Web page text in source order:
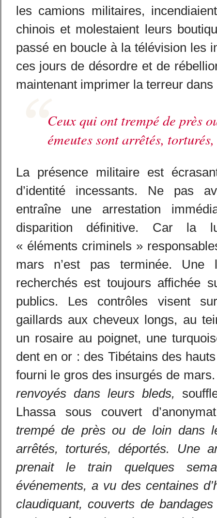
les camions militaires,
chinois et molestaient leurs
passé en boucle à la télévision les
ces jours de désordre et de
maintenant imprimer la terreur dans
Ceux qui ont trempé de près
émeutes sont arrêtés,
La présence militaire est
d’identité incessants. Ne pas
entraîne une arrestation
disparition définitive. Car la
« éléments criminels »
mars n’est pas terminée. Une
recherchés est toujours affichée
publics. Les contrôles visent
gaillards aux cheveux longs, au
un rosaire au poignet, une
dent en or : des Tibétains des
fourni le gros des insurgés de
renvoyés dans leurs bleds,
Lhassa sous couvert
trempé de près ou de loin dans
arrêtés, torturés, déportés. Une
prenait le train quelques
événements, a vu des centaines
claudiquant, couverts de